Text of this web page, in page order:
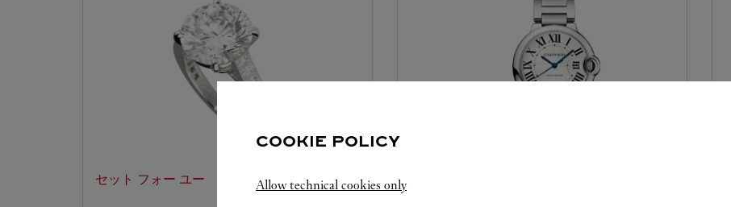
セット フォー ユー
COOKIE POLICY
Allow technical cookies only